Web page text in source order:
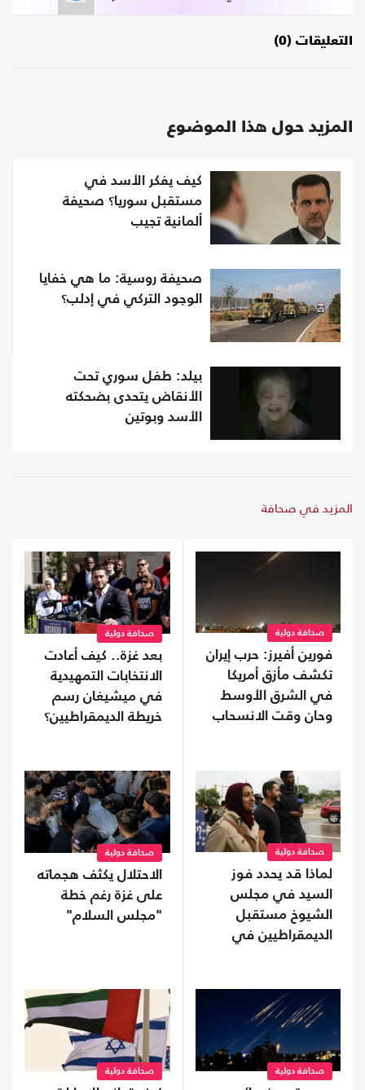
التعليقات (0)
المزيد حول هذا الموضوع
كيف يفكر الأسد في
مستقبل سوريا؟ صحيفة
ألمانية تجيب
صحيفة روسية: ما هي خفايا
الوجود التركي في إدلب؟
بيلد: طفل سوري تحت
الأنقاض يتحدى بضحكته
الأسد وبوتين
المزيد في صحافة
صحافة دولية
فورين أفيرز: حرب إيران
تكشف مأزق أمريكا
في الشرق الأوسط
وحان وقت الانسحاب
صحافة دولية
بعد غزة.. كيف أعادت
الانتخابات التمهيدية
في ميشيغان رسم
خريطة الديمقراطيين؟
صحافة دولية
لماذا قد يحدد فوز
السيد في مجلس
الشيوخ مستقبل
الديمقراطيين في
صحافة دولية
الاحتلال يكثف هجماته
على غزة رغم خطة
"مجلس السلام"
صحافة دولية صحافة دولية